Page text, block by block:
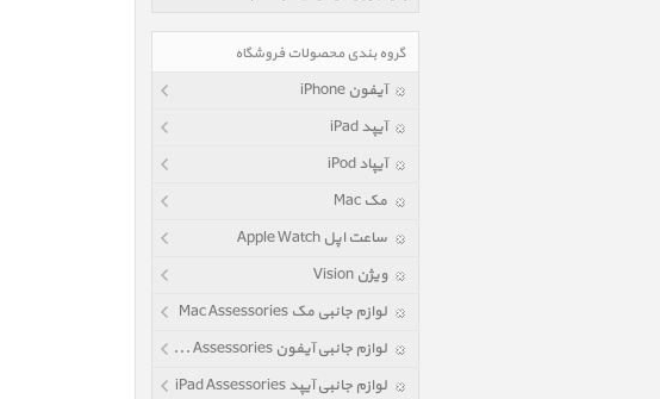
گروه بندی محصولات فروشگاه
آیفون iPhone
آیپد iPad
آیپاد iPod
مک Mac
ساعت اپل Apple Watch
ویژن Vision
لوازم جانبی مک Mac Assessories
لوازم جانبی آیفون iPhone Assessories
لوازم جانبی آیپد iPad Assessories